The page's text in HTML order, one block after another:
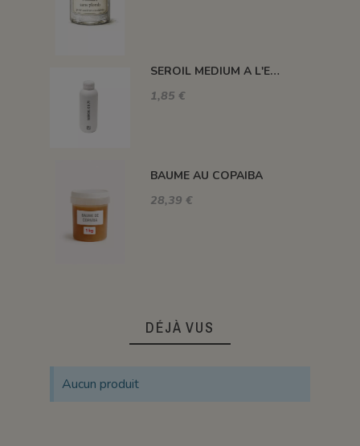
SEROIL MEDIUM A L'EAU POUR 3EME FEU
1,85 €
BAUME AU COPAIBA
28,39 €
DÉJÀ VUS
Aucun produit